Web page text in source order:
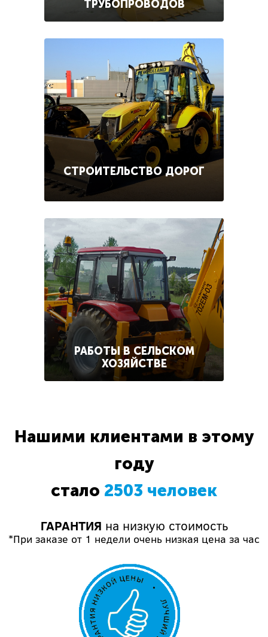
ТРУБОПРОВОДОВ
СТРОИТЕЛЬСТВО ДОРОГ
РАБОТЫ В СЕЛЬСКОМ
ХОЗЯЙСТВЕ
Нашими клиентами в этому
году
стало 2503 человек
ГАРАНТИЯ на низкую стоимость
*При заказе от 1 недели очень низкая цена за час